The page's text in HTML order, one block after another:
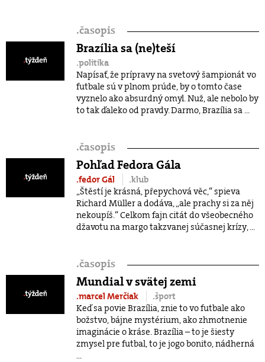
.časopis
Brazília sa (ne)teší
.politika
Napísať, že prípravy na svetový šampionát vo
futbale sú v plnom prúde, by o tomto čase
vyznelo ako absurdný omyl. Nuž, ale nebolo by
to tak ďaleko od pravdy. Darmo, Brazília sa ...
.časopis
Pohľad Fedora Gála
.fedor Gál
.klub
„Štěstí je krásná, přepychová věc,“ spieva
Richard Müller a dodáva, „ale prachy si za něj
nekoupíš.“ Celkom fajn citát do všeobecného
džavotu na margo takzvanej súčasnej krízy, ...
.časopis
Mundial v svätej zemi
.marcel Merčiak
.šport
Keď sa povie Brazília, znie to vo futbale ako
božstvo, bájne mystérium, ako zhmotnenie
imaginácie o kráse. Brazília – to je šiesty
zmysel pre futbal, to je jogo bonito, nádherná
...